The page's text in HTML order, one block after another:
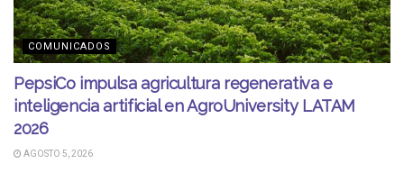
COMUNICADOS
PepsiCo impulsa agricultura regenerativa e
inteligencia artificial en AgroUniversity LATAM
2026
AGOSTO 5, 2026